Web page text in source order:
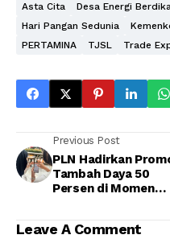
Asta Cita Desa Energi
Hari Pangan Sedunia
PERTAMINA
TJSL Trade
Previous Post
PLN Hadirkan
Tambah Daya 50
Persen di Momen
Leave A Comment